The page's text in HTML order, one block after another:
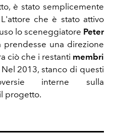
è stato semplicemente
che è stato attivo
lo sceneggiatore Peter
prendesse una direzione
ciò che i restanti membri
2013, stanco di questi
interne sulla
progetto.